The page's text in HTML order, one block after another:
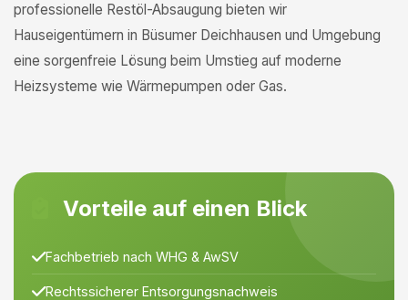
professionelle Restöl-Absaugung bieten wir
Hauseigentümern in Büsumer Deichhausen und Umgebung
eine sorgenfreie Lösung beim Umstieg auf moderne
Heizsysteme wie Wärmepumpen oder Gas.
Vorteile auf einen Blick
Fachbetrieb nach WHG & AwSV
Rechtssicherer Entsorgungsnachweis